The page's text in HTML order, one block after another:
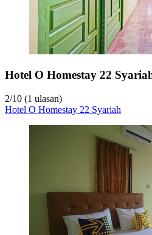
Hotel O Homestay 22
2/10 (1 ulasan)
Hotel O Homestay 22 Syariah